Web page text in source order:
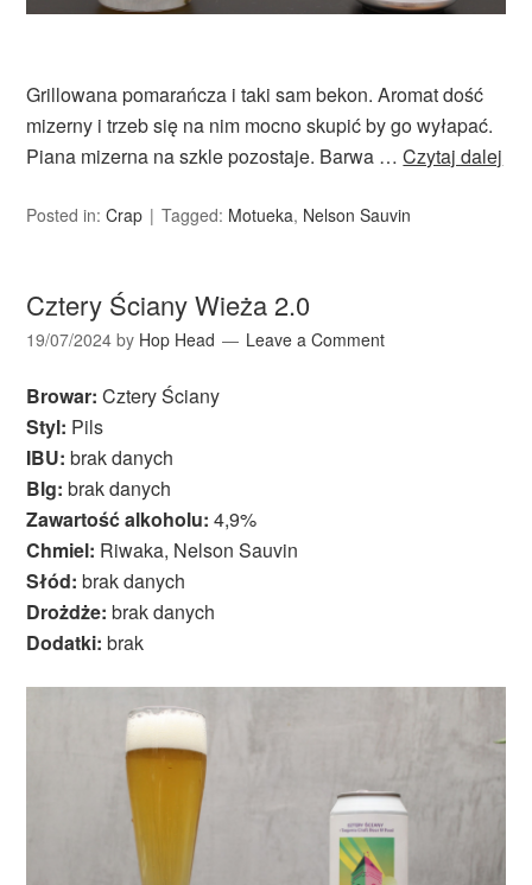
Grillowana pomarańcza i taki sam bekon. Aromat dość
mizerny i trzeb się na nim mocno skupić by go wyłapać.
Piana mizerna na szkle pozostaje. Barwa …Czytaj dalej
Posted in:Crap Tagged: Motueka, Nelson Sauvin
Cztery Ściany Wieża 2.0
19/07/2024 by Hop Head Leave a Comment
Browar: Cztery Ściany
Styl: Pils
IBU: brak danych
Blg: brak danych
Zawartość alkoholu: 4,9%
Chmiel: Riwaka, Nelson Sauvin
Słód: brak danych
Drożdże: brak danych
Dodatki: brak